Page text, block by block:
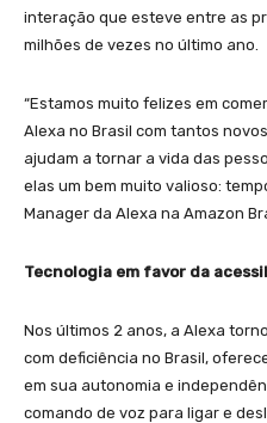
interação que esteve entre as
milhões de vezes no último ano.
“Estamos muito felizes em
Alexa no Brasil com tantos
ajudam a tornar a vida das
elas um bem muito valioso:
Manager da Alexa na Amazon
Tecnologia em favor da
Nos últimos 2 anos, a Alexa
com deficiência no Brasil,
em sua autonomia e
comando de voz para ligar e